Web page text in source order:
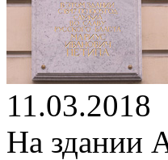
11.03.2018
На здании